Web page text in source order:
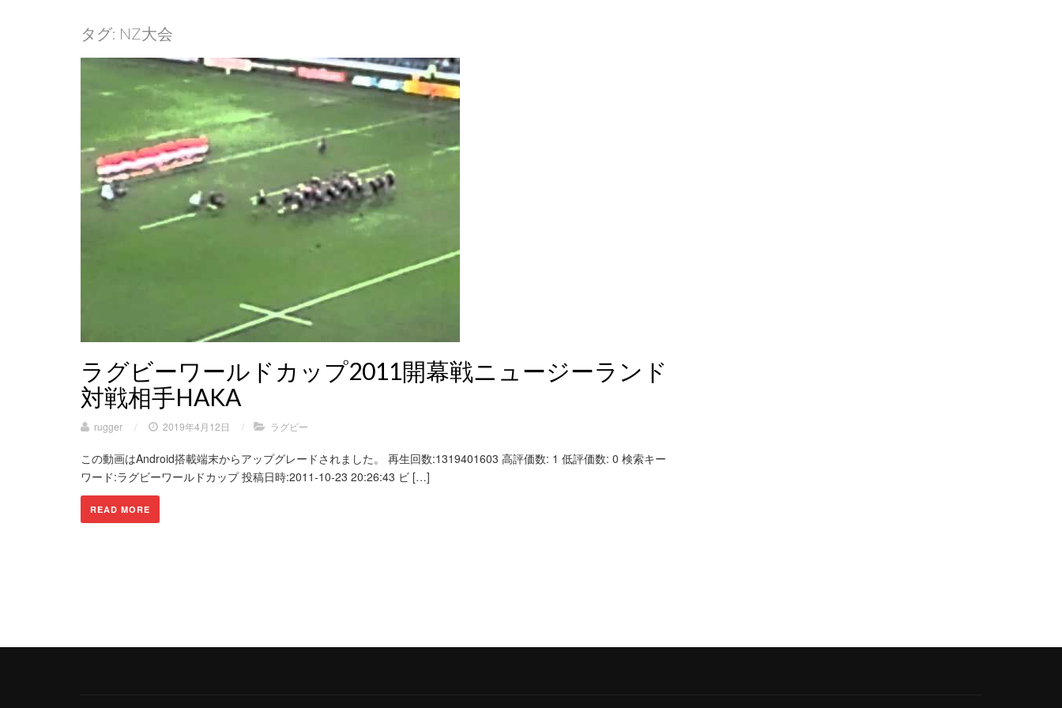
タグ: NZ大会
ラグビーワールドカップ2011開幕戦ニュージーランド
対戦相手HAKA
rugger / 2019年4月12日 / ラグビー
この動画はAndroid搭載端末からアップグレードされました。 再生回数:1319401603 高評価数: 1 低評価数: 0 検索キー
ワード:ラグビーワールドカップ 投稿日時:2011-10-23 20:26:43 ビ […]
READ MORE